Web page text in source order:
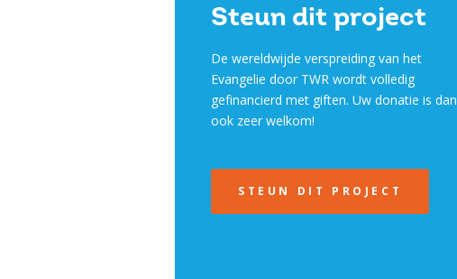
Steun dit project
De wereldwijde verspreiding van het
Evangelie door TWR wordt volledig
gefinancierd met giften. Uw donatie is dan
ook zeer welkom!
STEUN DIT PROJECT